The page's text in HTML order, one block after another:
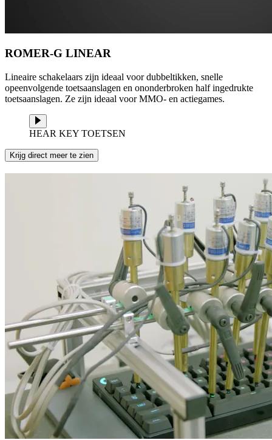
ROMER-G LINEAR
Lineaire schakelaars zijn ideaal voor dubbeltikken, snelle
opeenvolgende toetsaanslagen en ononderbroken half ingedrukte
toetsaanslagen. Ze zijn ideaal voor MMO- en actiegames.
HEAR KEY TOETSEN
Krijg direct meer te zien